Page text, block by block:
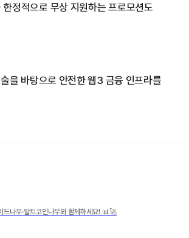
정적으로 무상 지원하는 프로모션도
을 바탕으로 안전한 웹3 금융 인프라를
나우·알트코인나우와 함께하세요! 📊🚀